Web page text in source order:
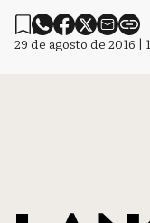
29 de agosto de 2016 |